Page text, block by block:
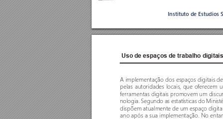
Instituto de Estudios
Uso de espaços de trabalho
A implementação dos espaços digitais
pelas autoridades locais, que oferecem
ferramentas digitais promovem um
nologia. Segundo as estatísticas do
dispõem atualmente de um espaço
ano após a sua implementação. No